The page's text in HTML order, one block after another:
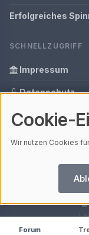
Forum
Erfolgreiches
SCHNELLZUGRIFF
Impressum
Datenschutz
Informationen
Ihre
©
Cookie-
Wir nutzen Cookies